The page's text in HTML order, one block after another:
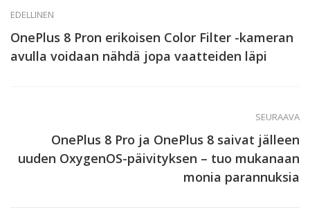
EDELLINEN
OnePlus 8 Pron erikoisen Color Filter -kameran
avulla voidaan nähdä jopa vaatteiden läpi
SEURAAVA
OnePlus 8 Pro ja OnePlus 8 saivat jälleen
uuden OxygenOS-päivityksen – tuo mukanaan
monia parannuksia